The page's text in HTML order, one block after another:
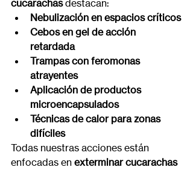
cucarachas destacan:
Nebulización en espacios críticos
Cebos en gel de acción
retardada
Trampas con feromonas
atrayentes
Aplicación de productos
microencapsulados
Técnicas de calor para zonas
difíciles
Todas nuestras acciones están
enfocadas en exterminar cucarachas